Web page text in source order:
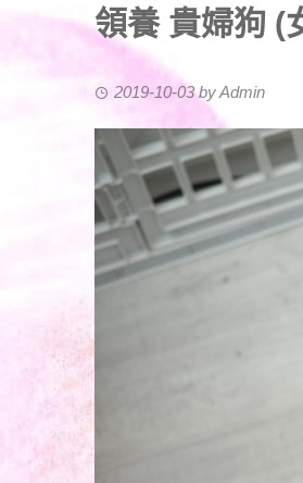
領養 貴婦狗 (
2019-10-03byAdmin